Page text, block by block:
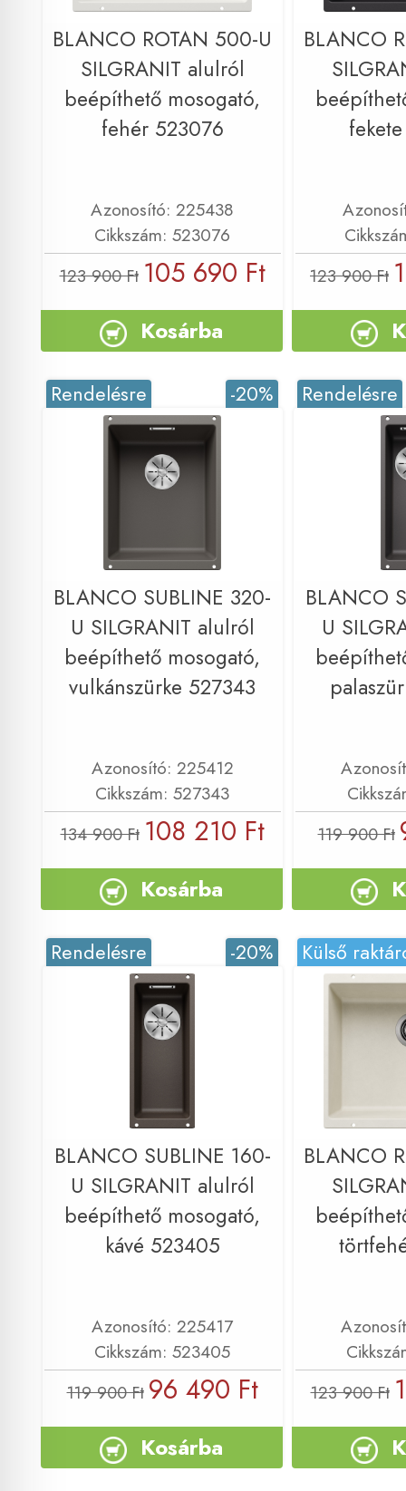
BLANCO ROTAN 500-U
SILGRANIT alulról
beépíthető mosogató,
fehér 523076
Azonosító: 225438
Cikkszám: 523076
123 900 Ft 105 690 Ft
Kosárba
BLANCO
123 900 Ft
-20%
Rendelésre
BLANCO SUBLINE 320-
U SILGRANIT alulról
beépíthető mosogató,
vulkánszürke 527343
Azonosító: 225412
Cikkszám: 527343
134 900 Ft 108 210 Ft
Kosárba
Rendelésre
BLANCO
U
119 900 Ft
-20%
Rendelésre
BLANCO SUBLINE 160-
U SILGRANIT alulról
beépíthető mosogató,
kávé 523405
Azonosító: 225417
Cikkszám: 523405
119 900 Ft 96 490 Ft
Kosárba
Külső
BLANCO
123 900 Ft